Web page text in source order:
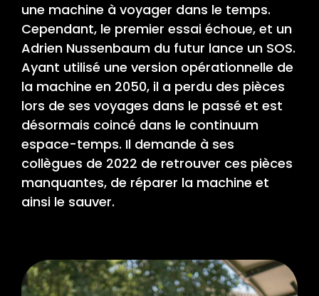
une machine à voyager dans le temps.
Cependant, le premier essai échoue, et un
Adrien Nussenbaum du futur lance un SOS.
Ayant utilisé une version opérationnelle de
la machine en 2050, il a perdu des pièces
lors de ses voyages dans le passé et est
désormais coincé dans le continuum
espace-temps. Il demande à ses
collègues de 2022 de retrouver ces pièces
manquantes, de réparer la machine et
ainsi le sauver.